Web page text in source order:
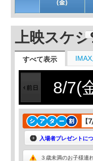
(金)
上映スケ
すべて表示
8/7(
入場者プレゼントに
３歳未満のお子様連